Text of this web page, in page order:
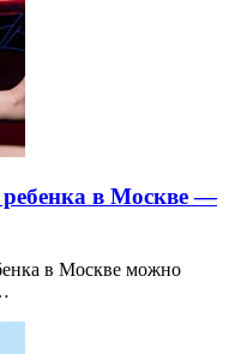
ребенка в Москве —
в Москве можно